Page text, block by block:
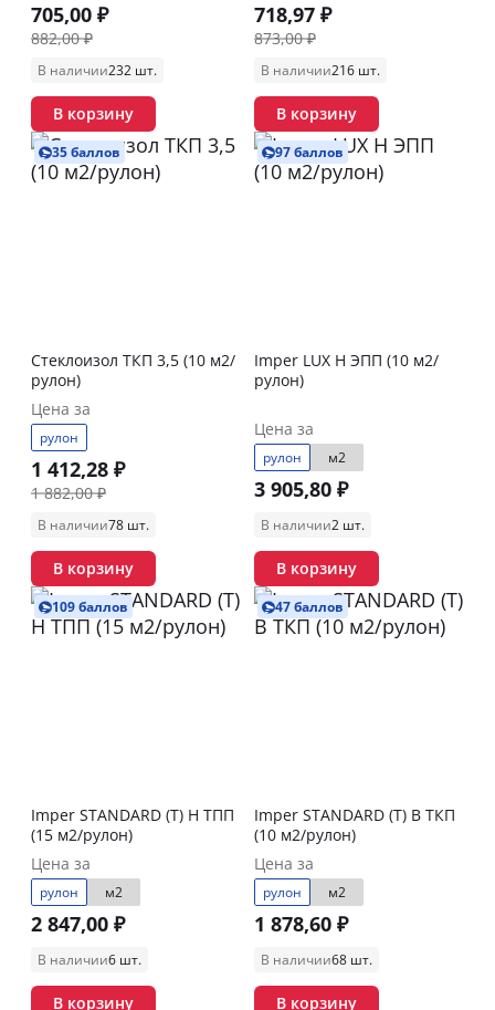
705,00 ₽
882,00 ₽
В наличии232 шт.
В корзину
718,97 ₽
873,00 ₽
В наличии216 шт.
В корзину
35 баллов
Стеклоизол ТКП 3,5 (10 м2/
рулон)
Цена за
рулон
1 412,28 ₽
1 882,00 ₽
В наличии78 шт.
В корзину
97 баллов
Imper LUX Н ЭПП (10 м2/
рулон)
Цена за
рулон м2
3 905,80 ₽
В наличии2 шт.
В корзину
109 баллов
Imper STANDARD (Т) Н ТПП
(15 м2/рулон)
Цена за
рулон м2
2 847,00 ₽
В наличии6 шт.
В корзину
47 баллов
Imper STANDARD (Т) В ТКП
(10 м2/рулон)
Цена за
рулон м2
1 878,60 ₽
В наличии68 шт.
В корзину